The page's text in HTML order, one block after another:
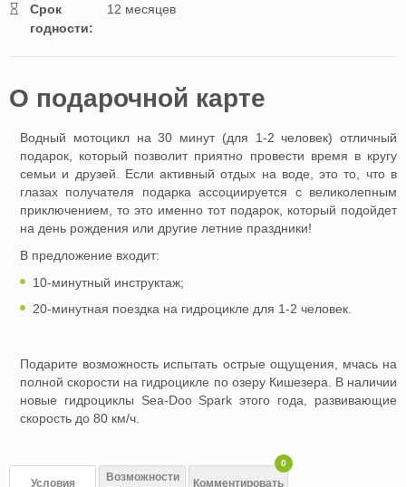
Cрок
годности:
12 месяцев
O подарочной картe
Водный мотоцикл на 30 минут (для 1-2 человек) отличный
подарок, который позволит приятно провести время в кругу
семьи и друзей. Если активный отдых на воде, это то, что в
глазах получателя подарка ассоциируется с великолепным
приключением, то это именно тот подарок, который подойдет
на день рождения или другие летние праздники!
В предложение входит:
10-минутный инструктаж;
20-минутная поездка на гидроцикле для 1-2 человек.
Подарите возможность испытать острые ощущения, мчась на
полной скорости на гидроцикле по озеру Кишезера. В наличии
новые гидроциклы Sea-Doo Spark этого года, развивающие
скорость до 80 км/ч.
Условия
Возможности
Комментировать
0